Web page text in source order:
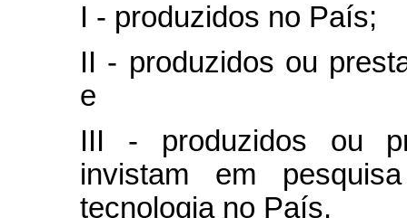
I - produzidos no País;
II - produzidos ou
e
III - produzidos ou
invistam em
tecnologia no País.